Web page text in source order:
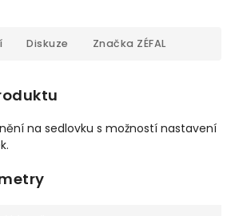
Diskuze Značka ZÉFAL
na sedlovku s možností nastavení